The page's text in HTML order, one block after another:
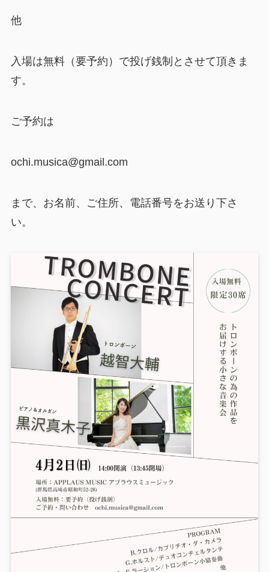
他
入場は無料（要予約）で投げ銭制とさせて頂きま
す。
ご予約は
ochi.musica@gmail.com
まで、お名前、ご住所、電話番号をお送り下さ
い。